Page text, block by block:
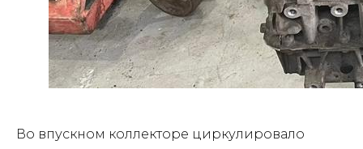
Во впускном коллекторе циркулировало